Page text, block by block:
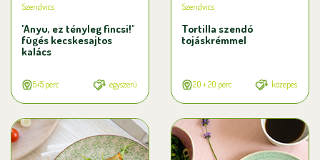
Szendvics
"Anyu, ez tényleg fincsi!"
fügés kecskesajtos
kalács
5+5 perc egyszerű
Szendvics
Tortilla szendó
tojáskrémmel
20 + 20 perc közepes